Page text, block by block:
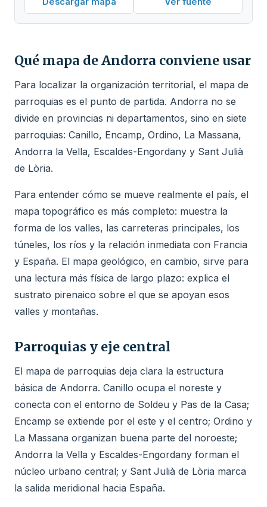
Qué mapa de Andorra conviene usar
Para localizar la organización territorial, el mapa de
parroquias es el punto de partida. Andorra no se
divide en provincias ni departamentos, sino en siete
parroquias: Canillo, Encamp, Ordino, La Massana,
Andorra la Vella, Escaldes-Engordany y Sant Julià
de Lòria.
Para entender cómo se mueve realmente el país, el
mapa topográfico es más completo: muestra la
forma de los valles, las carreteras principales, los
túneles, los ríos y la relación inmediata con Francia
y España. El mapa geológico, en cambio, sirve para
una lectura más física de largo plazo: explica el
sustrato pirenaico sobre el que se apoyan esos
valles y montañas.
Parroquias y eje central
El mapa de parroquias deja clara la estructura
básica de Andorra. Canillo ocupa el noreste y
conecta con el entorno de Soldeu y Pas de la Casa;
Encamp se extiende por el este y el centro; Ordino y
La Massana organizan buena parte del noroeste;
Andorra la Vella y Escaldes-Engordany forman el
núcleo urbano central; y Sant Julià de Lòria marca
la salida meridional hacia España.